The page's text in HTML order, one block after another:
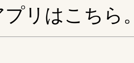
プリはこちら